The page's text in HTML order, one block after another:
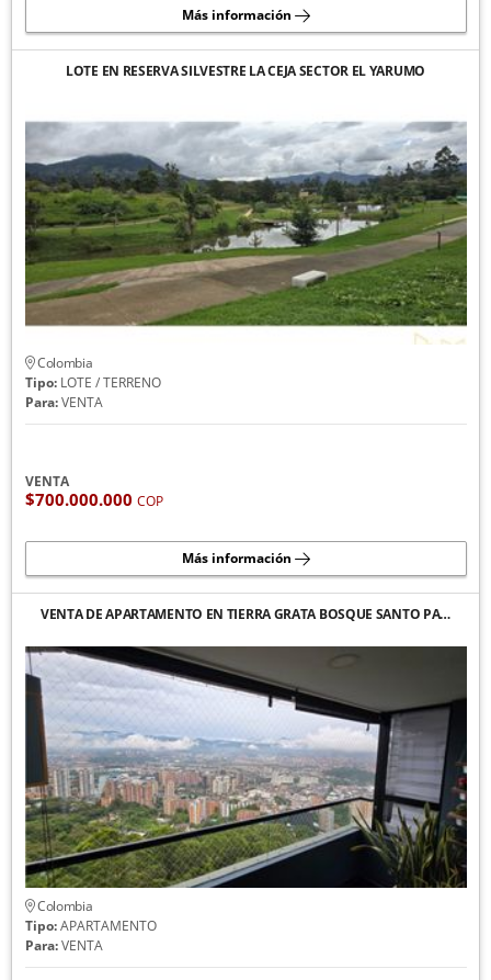
Más información
LOTE EN RESERVA SILVESTRE LA CEJA SECTOR EL YARUMO
Colombia
Tipo:LOTE / TERRENO
Para:VENTA
VENTA
$700.000.000 COP
Más información
VENTA DE APARTAMENTO EN TIERRA GRATA BOSQUE SANTO PA…
Colombia
Tipo:APARTAMENTO
Para:VENTA